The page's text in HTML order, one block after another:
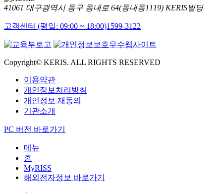
41061 대구광역시 동구 동내로 64(동내동1119) KERIS빌딩
고객센터 (평일: 09:00 ~ 18:00)1599-3122
Copyright© KERIS. ALL RIGHTS RESERVED
이용약관
개인정보처리방침
개인정보 재동의
기관소개
PC 버전 바로가기
메뉴
홈
MyRISS
해외전자정보 바로가기